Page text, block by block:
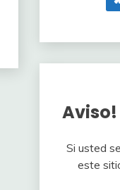
Aviso!
Si usted
este